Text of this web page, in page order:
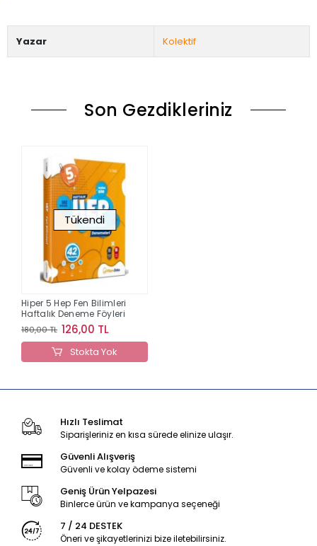
Yazar Kolektif
Son Gezdikleriniz
Tükendi
Hiper 5 Hep Fen Bilimleri
Haftalık Deneme Föyleri
180,00 TL 126,00 TL
Stokta Yok
Hızlı Teslimat
Siparişleriniz en kısa sürede elinize ulaşır.
Güvenli Alışveriş
Güvenli ve kolay ödeme sistemi
Geniş Ürün Yelpazesi
Binlerce ürün ve kampanya seçeneği
7 / 24 DESTEK
Öneri ve şikayetlerinizi bize iletebilirsiniz.